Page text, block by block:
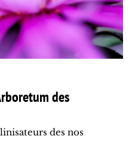
des
des nos